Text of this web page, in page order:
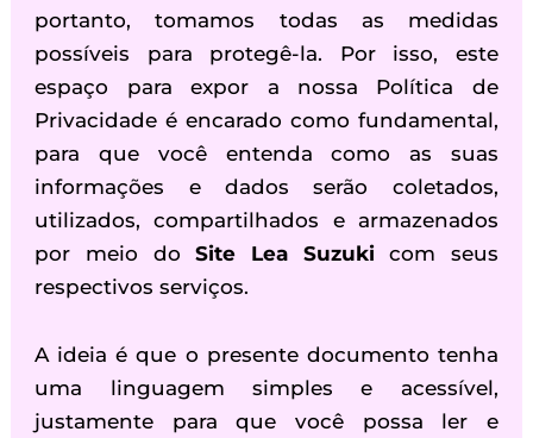
portanto, tomamos todas as medidas
possíveis para protegê-la. Por isso, este
espaço para expor a nossa Política de
Privacidade é encarado como fundamental,
para que você entenda como as suas
informações e dados serão coletados,
utilizados, compartilhados e armazenados
por meio doSite Lea Suzukicom seus
respectivos serviços.
A ideia é que o presente documento tenha
uma linguagem simples e acessível,
justamente para que você possa ler e